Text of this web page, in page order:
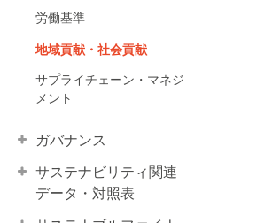
労働基準
地域貢献・社会貢献
サプライチェーン・マネジ
メント
ガバナンス
サステナビリティ関連
データ・対照表